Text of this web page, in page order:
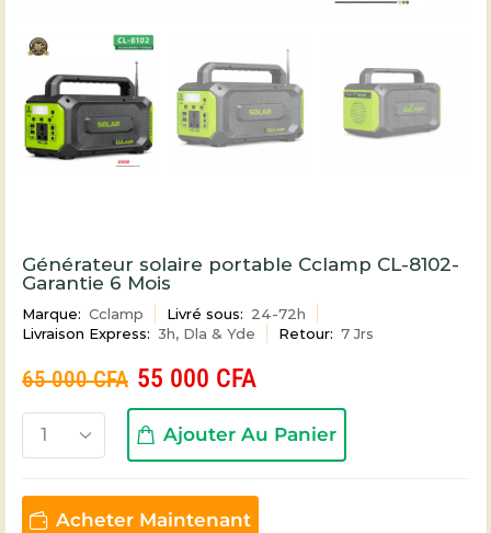
Générateur solaire portable Cclamp CL-8102-
Garantie 6 Mois
Marque: Cclamp Livré sous: 24-72h
Livraison Express: 3h, Dla & Yde Retour: 7 Jrs
65 000CFA 55 000 CFA
Ajouter Au Panier
Acheter Maintenant